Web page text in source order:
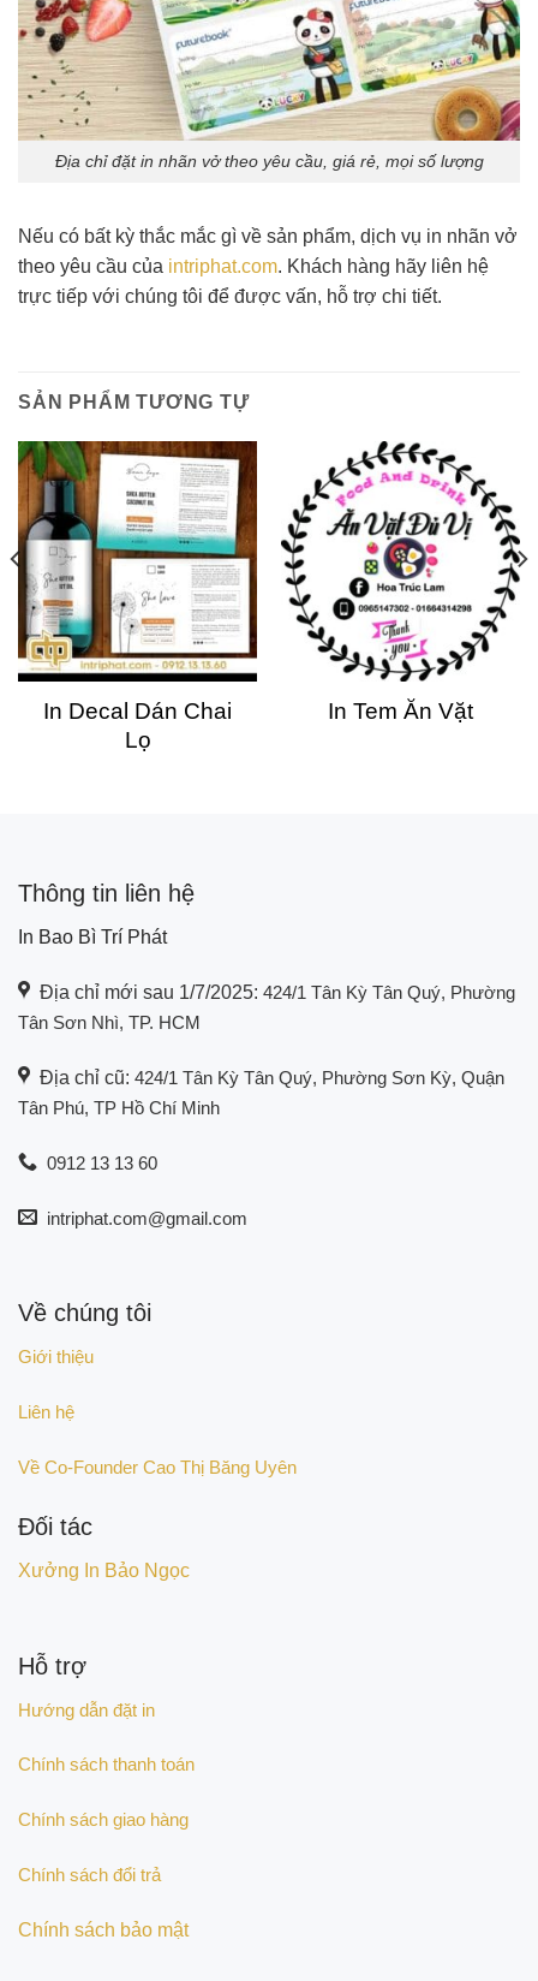
Địa chỉ đặt in nhãn vở theo yêu cầu, giá rẻ, mọi số lượng
Nếu có bất kỳ thắc mắc gì về sản phẩm, dịch vụ in nhãn vở
theo yêu cầu của intriphat.com. Khách hàng hãy liên hệ
trực tiếp với chúng tôi để được vấn, hỗ trợ chi tiết.
SẢN PHẨM TƯƠNG TỰ
In Decal Dán Chai
Lọ
In Tem Ăn Vặt
Thông tin liên hệ
In Bao Bì Trí Phát
Địa chỉ mới sau 1/7/2025: 424/1 Tân Kỳ Tân Quý, Phường
Tân Sơn Nhì, TP. HCM
Địa chỉ cũ: 424/1 Tân Kỳ Tân Quý, Phường Sơn Kỳ, Quận
Tân Phú, TP Hồ Chí Minh
0912 13 13 60
intriphat.com@gmail.com
Về chúng tôi
Giới thiệu
Liên hệ
Về Co-Founder Cao Thị Băng Uyên
Đối tác
Xưởng In Bảo Ngọc
Hỗ trợ
Hướng dẫn đặt in
Chính sách thanh toán
Chính sách giao hàng
Chính sách đổi trả
Chính sách bảo mật